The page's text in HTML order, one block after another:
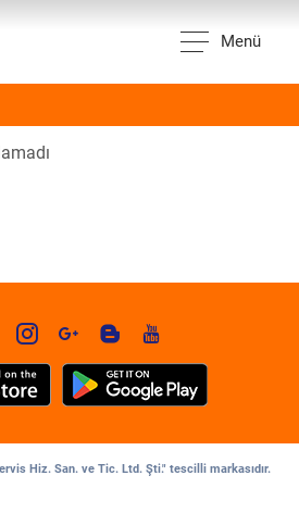
Menü
Hiz. San. ve Tic. Ltd. Şti." tescilli markasıdır.